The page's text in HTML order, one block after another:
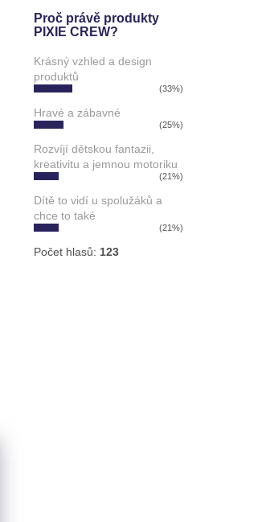
Proč právě produkty
PIXIE CREW?
Krásný vzhled a design
produktů
(33%)
Hravé a zábavné
(25%)
Rozvíjí dětskou fantazii,
kreativitu a jemnou motoriku
(21%)
Dítě to vidí u spolužáků a
chce to také
(21%)
Počet hlasů: 123